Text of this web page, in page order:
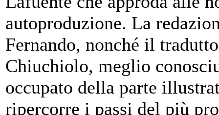
autoproduzione. La
Fernando, nonché il
Chiuchiolo, meglio
occupato della parte
ripercorre i passi del più